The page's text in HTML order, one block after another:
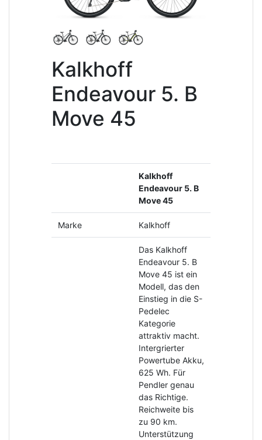
Kalkhoff
Endeavour 5. B
Move 45
Kalkhoff
Endeavour 5. B
Move 45
Marke Kalkhoff
Das Kalkhoff
Endeavour 5. B
Move 45 ist ein
Modell, das den
Einstieg in die S-
Pedelec
Kategorie
attraktiv macht.
Intergrierter
Powertube Akku,
625 Wh. Für
Pendler genau
das Richtige.
Reichweite bis
zu 90 km.
Unterstützung